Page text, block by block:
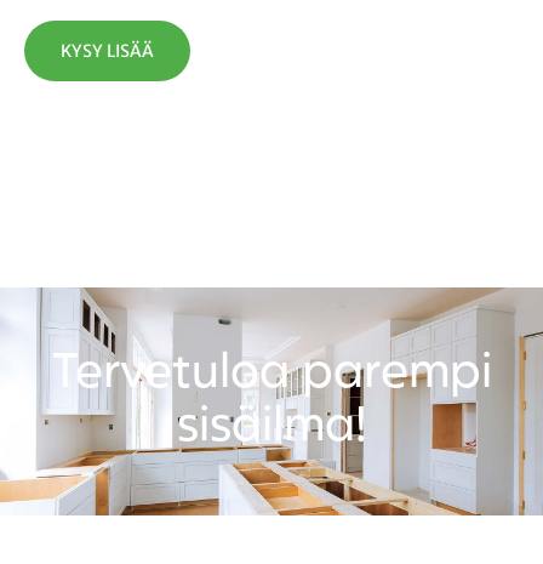
KYSY LISÄÄ
Tervetuloa parempi
sisäilma!